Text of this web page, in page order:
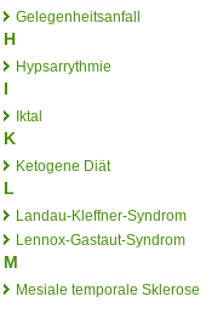
Gelegenheitsanfall
H
Hypsarrythmie
I
Iktal
K
Ketogene Diät
L
Landau-Kleffner-Syndrom
Lennox-Gastaut-Syndrom
M
Mesiale temporale Sklerose